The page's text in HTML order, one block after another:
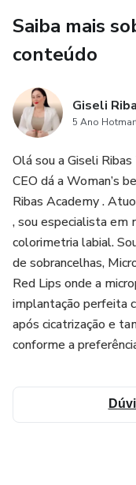
Saiba mais
conteúdo
Giseli
5 Ano
Olá sou a Giseli
CEO dá a Woman’s
Ribas Academy .
, sou especialista em
colorimetria labial.
de sobrancelhas,
Red Lips onde a
implantação perfeita
após cicatrização e
conforme a